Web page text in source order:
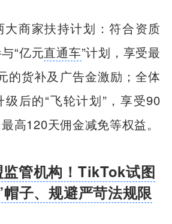
大商家扶持计划：符合资质
“亿元直通车”计划，享受最
的货补及广告金激励；全体
后的“飞轮计划”，享受90
高120天佣金减免等权益。
管机构！TikTok试图
子、规避严苛法规限